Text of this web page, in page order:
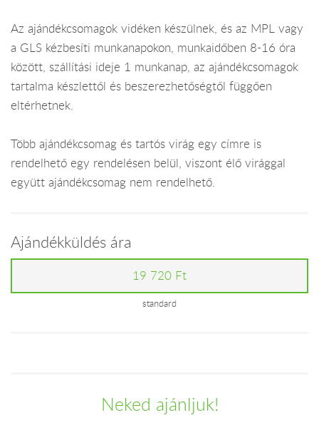
Az ajándékcsomagok vidéken készülnek, és az MPL vagy
a GLS kézbesíti munkanapokon, munkaidőben 8-16 óra
között, szállítási ideje 1 munkanap, az ajándékcsomagok
tartalma készlettől és beszerezhetőségtől függően
eltérhetnek.
Több ajándékcsomag és tartós virág egy címre is
rendelhető egy rendelésen belül, viszont élő virággal
együtt ajándékcsomag nem rendelhető.
Ajándékküldés ára
19 720 Ft
standard
Neked ajánljuk!